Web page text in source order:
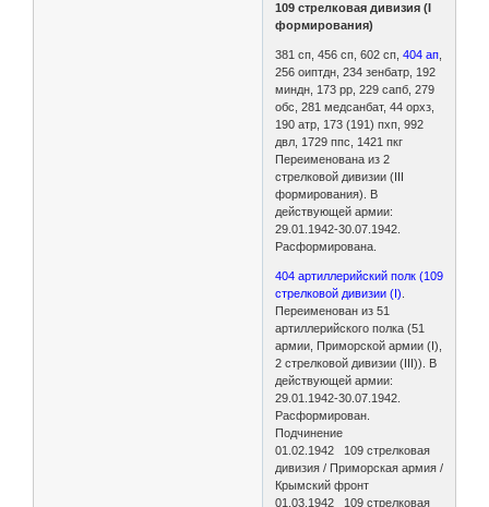
109 стрелковая дивизия (I
формирования)
381 сп, 456 сп, 602 сп,404 ап
256 оиптдн, 234 зенбатр, 192
миндн, 173 рр, 229 сапб, 279
обс, 281 медсанбат, 44 орхз,
190 атр, 173 (191) пхп, 992
двл, 1729 ппс, 1421 пкг
Переименована из 2
стрелковой дивизии (III
формирования). В
действующей армии:
29.01.1942-30.07.1942.
Расформирована.
404 артиллерийский полк (109
стрелковой дивизии (I)
Переименован из 51
артиллерийского полка (51
армии, Приморской армии (I),
2 стрелковой дивизии (III)). В
действующей армии:
29.01.1942-30.07.1942.
Расформирован.
Подчинение
01.02.1942 109 стрелковая
дивизия / Приморская армия /
Крымский фронт
01.03.1942 109 стрелковая